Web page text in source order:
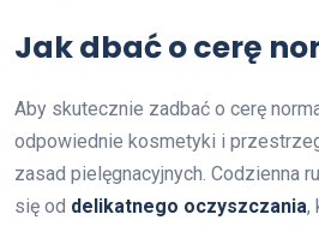
Jak dbać o cerę
Aby skutecznie zadbać o cerę
odpowiednie kosmetyki i
zasad pielęgnacyjnych. Codzienna
się od delikatnego oczyszczania,